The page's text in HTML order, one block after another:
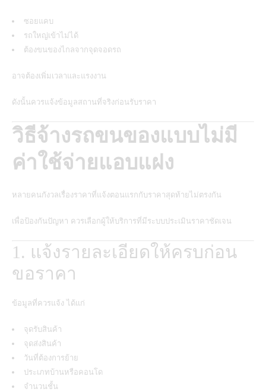
ซอยแคบ
รถใหญ่เข้าไม่ได้
ต้องขนของไกลจากจุดจอดรถ
อาจต้องเพิ่มเวลาและแรงงาน
ดังนั้นควรแจ้งข้อมูลสถานที่จริงก่อนรับราคา
วิธีจ้างรถขนของแบบไม่มี
ค่าใช้จ่ายแอบแฝง
หลายคนกังวลเรื่องราคาที่แจ้งตอนแรกกับราคาสุดท้ายไม่ตรงกัน
เพื่อป้องกันปัญหา ควรเลือกผู้ให้บริการที่มีระบบประเมินราคาชัดเจน
1. แจ้งรายละเอียดให้ครบก่อน
ขอราคา
ข้อมูลที่ควรแจ้ง ได้แก่
จุดรับสินค้า
จุดส่งสินค้า
วันที่ต้องการย้าย
ประเภทบ้านหรือคอนโด
จำนวนชั้น